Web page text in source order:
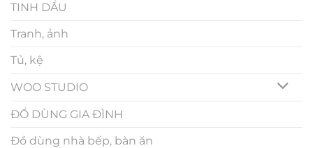
TINH DẦU
Tranh, ảnh
Tủ, kệ
WOO STUDIO
ĐỒ DÙNG GIA ĐÌNH
Đồ dùng nhà bếp, bàn ăn